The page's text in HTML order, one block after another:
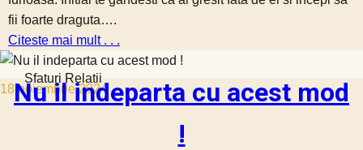
fii foarte draguta….
Citeste mai mult . . .
18 noiembrie 2024
Sfaturi Relatii
Nu il indeparta cu acest mod
!